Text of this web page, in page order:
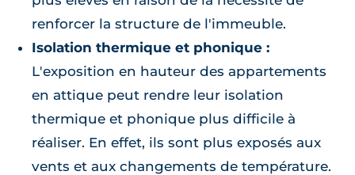
renforcer la structure de l'immeuble.
Isolation thermique et phonique :
L'exposition en hauteur des appartements
en attique peut rendre leur isolation
thermique et phonique plus difficile à
réaliser. En effet, ils sont plus exposés aux
vents et aux changements de température.